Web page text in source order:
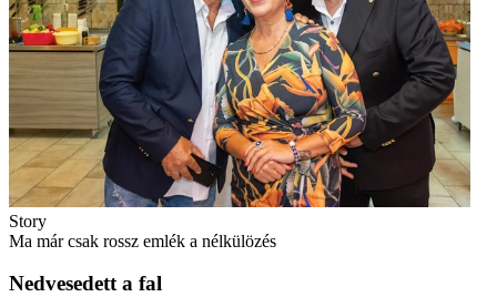
Story
Ma már csak rossz emlék a nélkülözés
Nedvesedett a fal